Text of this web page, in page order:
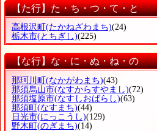
【た行】た・ち・つ・て・と
高根沢町 (たかねざわまち)(24)
栃木市(とちぎし)(225)
【な行】な・に・ぬ・ね・の
那珂川町 (なかがわまち)(43)
那須烏山市(なすからすやまし)(72)
那須塩原市(なすしおばらし)(63)
那須町 (なすまち)(44)
日光市(にっこうし)(129)
野木町 (のぎまち)(14)